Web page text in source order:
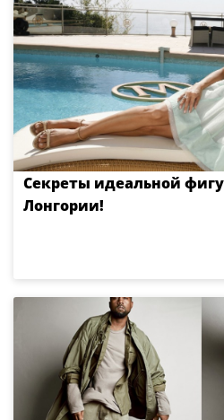
Секреты идеальной
Лонгории!